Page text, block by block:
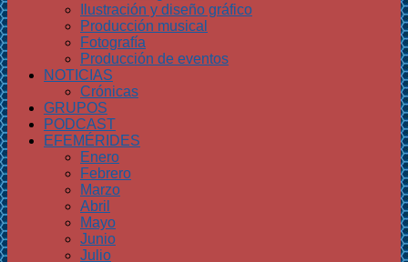
Ilustración y diseño gráfico
Producción musical
Fotografía
Producción de eventos
NOTICIAS
Crónicas
GRUPOS
PODCAST
EFEMÉRIDES
Enero
Febrero
Marzo
Abril
Mayo
Junio
Julio